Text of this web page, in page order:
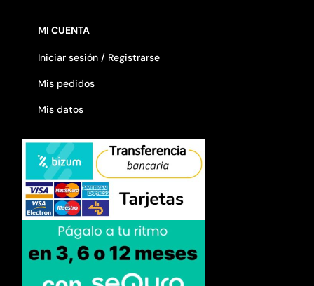
MI CUENTA
Iniciar sesión / Registrarse
Mis pedidos
Mis datos